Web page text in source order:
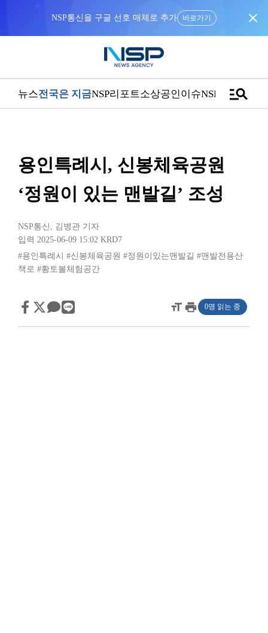
NSP통신을 구글 선호 매체로 추가 바로가기 close
뉴스전국은 지금NSP리포트소상공인이슈NSPTVmanage_search
용인특례시, 신봉체육공원
‘정원이 있는 맨발길’ 조성
NSP통신 , 김병관 기자
입력 2025-06-09 15:02 KRD7
#용인특례시
#신봉체육공원 #정원이있는맨발길 #맨발전용산
책로 #황토볼체험공간
format_sizeprint 0명 읽는 중